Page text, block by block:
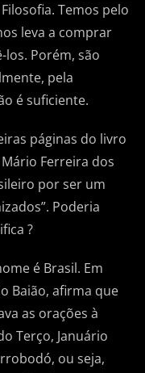
Temos pelo
leva a comprar
los. Porém, são
pela
é suficiente.
páginas do livro
Ferreira dos
por ser um
Poderia
?
é Brasil. Em
Baião, afirma que
as orações à
Terço, Januário
ou seja,